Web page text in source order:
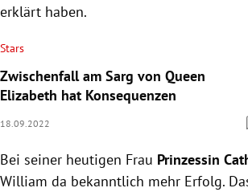
erklärt haben.
Stars
Zwischenfall am Sarg von Queen
Elizabeth hat Konsequenzen
18.09.2022
Bei seiner heutigen Frau Prinzessin
William da bekanntlich mehr Erfolg.